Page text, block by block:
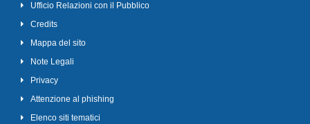
Ufficio Relazioni con il Pubblico
Credits
Mappa del sito
Note Legali
Privacy
Attenzione al phishing
Elenco siti tematici